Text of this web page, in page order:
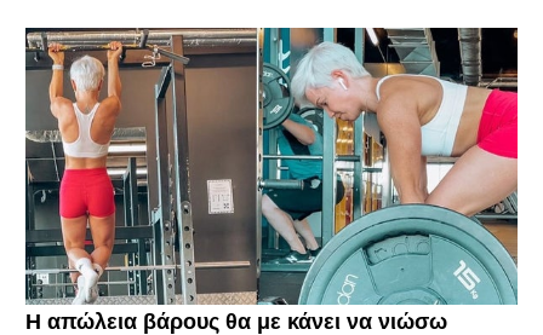
Η απώλεια βάρους θα με κάνει να νιώσω